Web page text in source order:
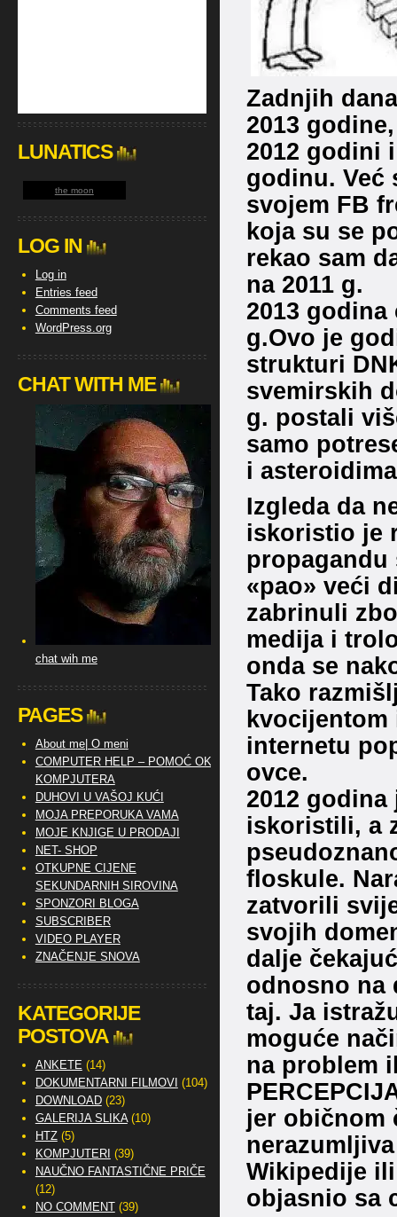
Zadnjih
2013
2012 godini
godinu. Već
svojem FB
koja su se
rekao sam
na 2011 g.
2013
g.Ovo je
strukturi
svemirskih
g. postali
samo
i
Izgleda da
iskoristio je
propagandu
«pao» veći
zabrinuli
medija i
onda se
Tako
internetu
ovce.
2012
iskoristili, a
floskule.
zatvorili
svojih
dalje
odnosno na
taj. Ja
moguće
na problem
jer običnom
Wikipedije
objasnio sa
LUNATICS
the moon
LOG IN
Log in
Entries feed
Comments feed
WordPress.org
CHAT WITH ME
chat wih me
PAGES
About me| O meni
COMPUTER HELP – POMOĆ OKO
KOMPJUTERA
DUHOVI U VAŠOJ KUĆI
MOJA PREPORUKA VAMA
MOJE KNJIGE U PRODAJI
NET- SHOP
OTKUPNE CIJENE
SEKUNDARNIH SIROVINA
SPONZORI BLOGA
SUBSCRIBER
VIDEO PLAYER
ZNAČENJE SNOVA
KATEGORIJE
POSTOVA
ANKETE (14)
DOKUMENTARNI FILMOVI (104)
DOWNLOAD(23)
GALERIJA SLIKA(10)
HTZ(5)
KOMPJUTERI (39)
NAUČNO FANTASTIČNE PRIČE
(12)
NO COMMENT(39)